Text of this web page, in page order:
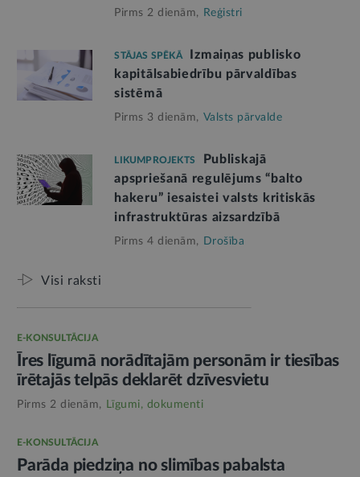
Pirms 2 dienām, Reģistri
STĀJAS SPĒKĀ
Izmaiņas publisko
kapitālsabiedrību pārvaldības
sistēmā
Pirms 3 dienām, Valsts pārvalde
LIKUMPROJEKTS
Publiskajā
apspriešanā regulējums “balto
hakeru” iesaistei valsts kritiskās
infrastruktūras aizsardzībā
Pirms 4 dienām, Drošība
Visi raksti
E-KONSULTĀCIJA
Īres līgumā norādītajām personām ir tiesības
īrētajās telpās deklarēt dzīvesvietu
Pirms 2 dienām, Līgumi, dokumenti
E-KONSULTĀCIJA
Parāda piedziņa no slimības pabalsta